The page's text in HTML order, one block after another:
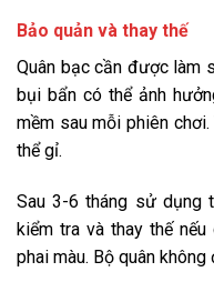
Bảo quản và thay thế
Quân bạc cần được làm
bụi bẩn có thể ảnh
mềm sau mỗi phiên
thể gỉ.
Sau 3-6 tháng sử dụng
kiểm tra và thay thế
phai màu. Bộ quân